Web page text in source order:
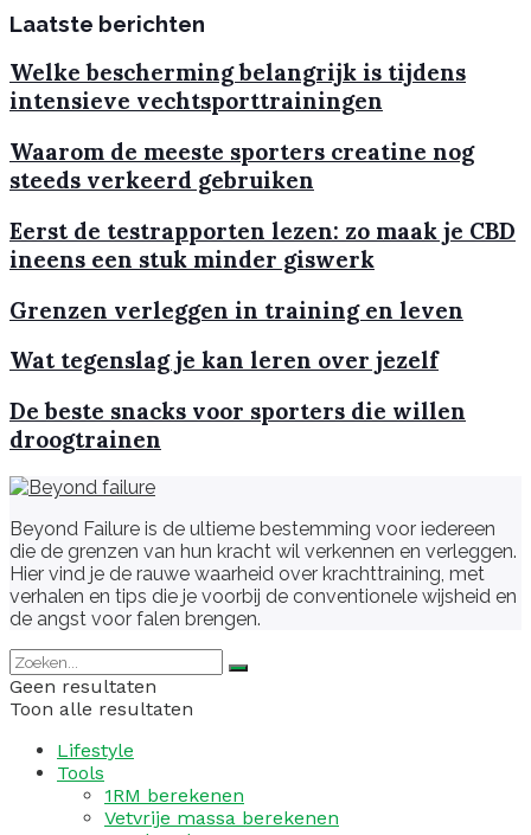
Laatste berichten
Welke bescherming belangrijk is tijdens
intensieve vechtsporttrainingen
Waarom de meeste sporters creatine nog
steeds verkeerd gebruiken
Eerst de testrapporten lezen: zo maak je CBD
ineens een stuk minder giswerk
Grenzen verleggen in training en leven
Wat tegenslag je kan leren over jezelf
De beste snacks voor sporters die willen
droogtrainen
Beyond Failure is de ultieme bestemming voor iedereen
die de grenzen van hun kracht wil verkennen en verleggen.
Hier vind je de rauwe waarheid over krachttraining, met
verhalen en tips die je voorbij de conventionele wijsheid en
de angst voor falen brengen.
Geen resultaten
Toon alle resultaten
Lifestyle
Tools
1RM berekenen
Vetvrije massa berekenen